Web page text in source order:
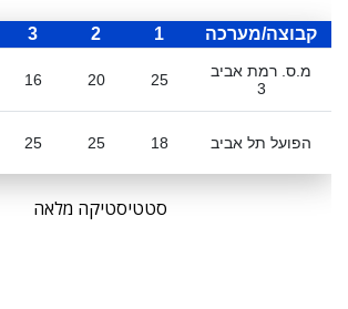
קבוצה/מערכה 1
2
3
מ.ס. רמת אביב
3
25
20
16
הפועל תל אביב 18
25
25
סטטיסטיקה מלאה